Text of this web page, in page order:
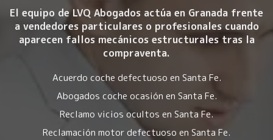
El equipo de LVQ Abogados actúa en Granada frente
a vendedores particulares o profesionales cuando
aparecen fallos mecánicos estructurales tras la
compraventa.
Acuerdo coche defectuoso en Santa Fe.
Abogados coche ocasión en Santa Fe.
Reclamo vicios ocultos en Santa Fe.
Reclamación motor defectuoso en Santa Fe.